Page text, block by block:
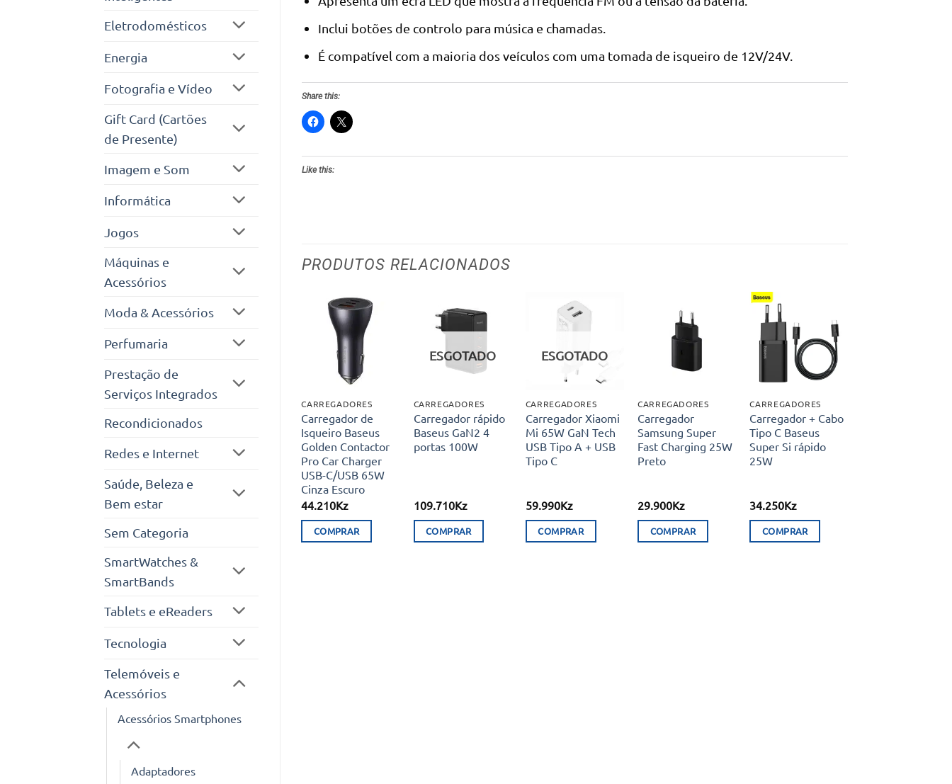
Eletrodomésticos
Energia
Fotografia e Vídeo
Gift Card (Cartões
de Presente)
Imagem e Som
Informática
Jogos
Máquinas e
Acessórios
Moda & Acessórios
Perfumaria
Prestação de
Serviços Integrados
Recondicionados
Redes e Internet
Saúde, Beleza e
Bem estar
Sem Categoria
SmartWatches &
SmartBands
Tablets e eReaders
Tecnologia
Telemóveis e
Acessórios
Acessórios Smartphones
Adaptadores
Inclui botões de controlo para música e chamadas.
É compatível com a maioria dos veículos com uma tomada de isqueiro de 12V/24V.
Share this:
Like this:
PRODUTOS RELACIONADOS
Adicionar
aos meus
desejos
CARREGADORES
Carregador de
Isqueiro Baseus
Golden Contactor
Pro Car Charger
USB-C/USB 65W
Cinza Escuro
44.210Kz
COMPRAR
Adicionar
desejos
ESGOTADO
CARREGADORES
Carregador rápido
Baseus GaN2 4
portas 100W
109.710Kz
COMPRAR
Adicionar
desejos
ESGOTADO
CARREGADORES
Carregador Xiaomi
Mi 65W GaN Tech
USB Tipo A + USB
Tipo C
59.990Kz
COMPRAR
Adicionar
aos meus
CARREGADORES
Carregador
Samsung Super
Fast Charging 25W
Preto
29.900Kz
COMPRAR
Adicionar
aos meus
desejos
CARREGADORES
Carregador + Cabo
Tipo C Baseus
Super Si rápido
25W
34.250Kz
COMPRAR